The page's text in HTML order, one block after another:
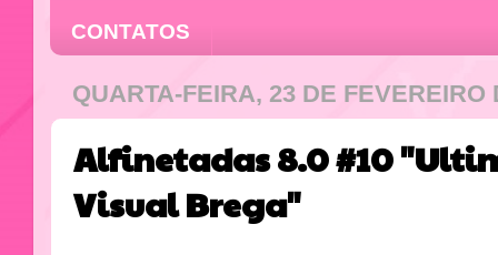
CONTATOS
QUARTA-FEIRA, 23 DE FEVEREIRO
Alfinetadas 8.0 #10
Visual Brega"